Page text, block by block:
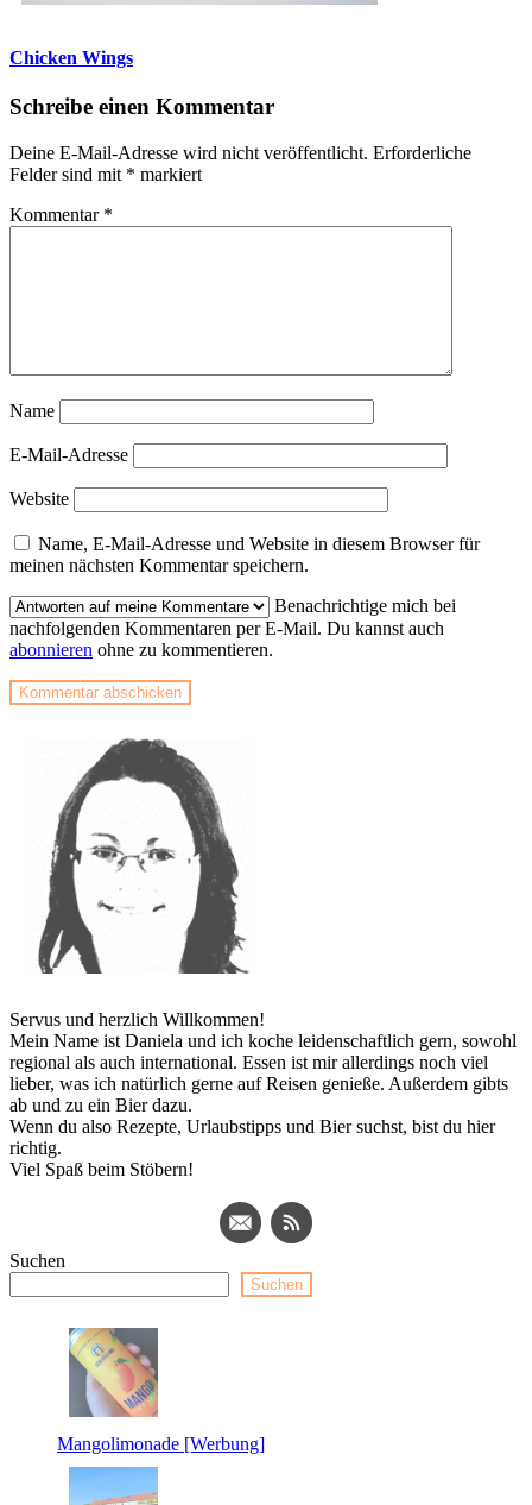
Chicken Wings
Schreibe einen Kommentar
Deine E-Mail-Adresse wird nicht veröffentlicht. Erforderliche
Felder sind mit * markiert
Kommentar *
Name
E-Mail-Adresse
Website
Name, E-Mail-Adresse und Website in diesem Browser für
meinen nächsten Kommentar speichern.
Benachrichtige mich bei
nachfolgenden Kommentaren per E-Mail. Du kannst auch
abonnieren ohne zu kommentieren.
Servus und herzlich Willkommen!
Mein Name ist Daniela und ich koche leidenschaftlich gern, sowohl
regional als auch international. Essen ist mir allerdings noch viel
lieber, was ich natürlich gerne auf Reisen genieße. Außerdem gibts
ab und zu ein Bier dazu.
Wenn du also Rezepte, Urlaubstipps und Bier suchst, bist du hier
richtig.
Viel Spaß beim Stöbern!
Suchen
Suchen
Mangolimonade [Werbung]